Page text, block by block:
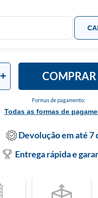
Formas de pagamento:
Todas as formas de
+ COMPRAR
Devolução em até 7
Entrega rápida e